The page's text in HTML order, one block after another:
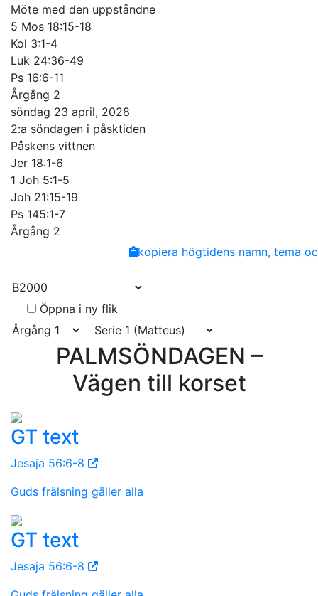
Möte med den uppståndne
5 Mos 18:15-18
Kol 3:1-4
Luk 24:36-49
Ps 16:6-11
Årgång 2
söndag 23 april, 2028
2:a söndagen i påsktiden
Påskens vittnen
Jer 18:1-6
1 Joh 5:1-5
Joh 21:15-19
Ps 145:1-7
Årgång 2
EmailCopy
kopiera högtidens namn, tema
Öppna i ny flik
PALMSÖNDAGEN –
Vägen till korset
GT text
Jesaja 56:6-8
Guds frälsning gäller alla
GT text
Jesaja 56:6-8